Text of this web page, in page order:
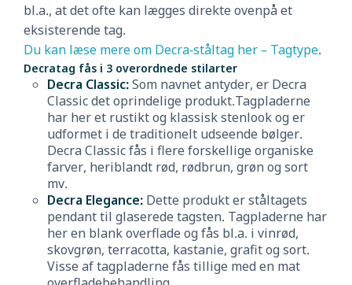
bl.a., at det ofte kan lægges direkte ovenpå et
eksisterende tag.
Du kan læse mere om Decra-ståltag her – Tagtype.
Decratag fås i 3 overordnede stilarter
Decra Classic:Som navnet antyder, er Decra
Classic det oprindelige produkt.Tagpladerne
har her et rustikt og klassisk stenlook og er
udformet i de traditionelt udseende bølger.
Decra Classic fås i flere forskellige organiske
farver, heriblandt rød, rødbrun, grøn og sort
mv.
Decra Elegance: Dette produkt er ståltagets
pendant til glaserede tagsten. Tagpladerne har
her en blank overflade og fås bl.a. i vinrød,
skovgrøn, terracotta, kastanie, grafit og sort.
Visse af tagpladerne fås tillige med en mat